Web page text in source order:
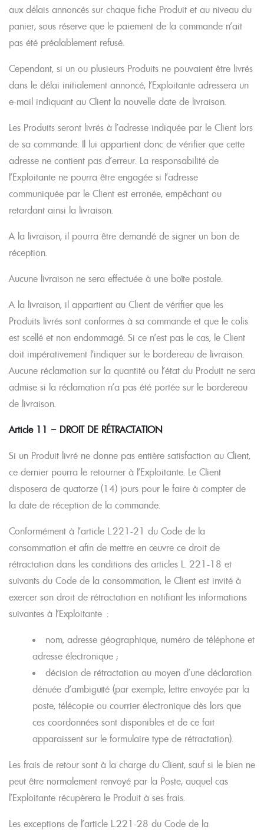
aux délais annoncés sur chaque fiche Produit et au niveau du
panier, sous réserve que le paiement de la commande n’ait
pas été préalablement refusé.
Cependant, si un ou plusieurs Produits ne pouvaient être livrés
dans le délai initialement annoncé, l’Exploitante adressera un
e-mail indiquant au Client la nouvelle date de livraison.
Les Produits seront livrés à l’adresse indiquée par le Client lors
de sa commande. Il lui appartient donc de vérifier que cette
adresse ne contient pas d’erreur. La responsabilité de
l’Exploitante ne pourra être engagée si l’adresse
communiquée par le Client est erronée, empêchant ou
retardant ainsi la livraison.
A la livraison, il pourra être demandé de signer un bon de
réception.
Aucune livraison ne sera effectuée à une boîte postale.
A la livraison, il appartient au Client de vérifier que les
Produits livrés sont conformes à sa commande et que le colis
est scellé et non endommagé. Si ce n’est pas le cas, le Client
doit impérativement l’indiquer sur le bordereau de livraison.
Aucune réclamation sur la quantité ou l’état du Produit ne sera
admise si la réclamation n’a pas été portée sur le bordereau
de livraison.
Article 11 – DROIT DE RÉTRACTATION
Si un Produit livré ne donne pas entière satisfaction au Client,
ce dernier pourra le retourner à l’Exploitante. Le Client
disposera de quatorze (14) jours pour le faire à compter de
la date de réception de la commande.
Conformément à l’article L.221-21 du Code de la
consommation et afin de mettre en œuvre ce droit de
rétractation dans les conditions des articles L. 221-18 et
suivants du Code de la consommation, le Client est invité à
exercer son droit de rétractation en notifiant les informations
suivantes à l’Exploitante :
nom, adresse géographique, numéro de téléphone et
adresse électronique ;
décision de rétractation au moyen d’une déclaration
dénuée d’ambiguïté (par exemple, lettre envoyée par la
poste, télécopie ou courrier électronique dès lors que
ces coordonnées sont disponibles et de ce fait
apparaissent sur le formulaire type de rétractation).
Les frais de retour sont à la charge du Client, sauf si le bien ne
peut être normalement renvoyé par la Poste, auquel cas
l’Exploitante récupèrera le Produit à ses frais.
Les exceptions de l’article L.221-28 du Code de la